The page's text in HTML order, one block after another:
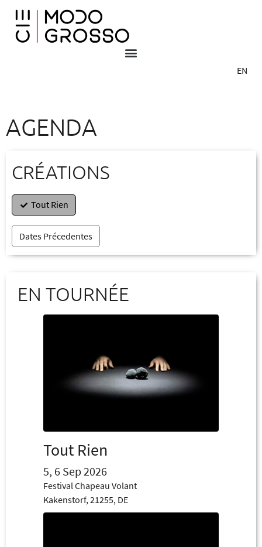
EN
AGENDA
CRÉATIONS
Tout Rien
Dates Précedentes
EN TOURNÉE
Tout Rien
5, 6 Sep 2026
Festival Chapeau Volant
Kakenstorf, 21255, DE